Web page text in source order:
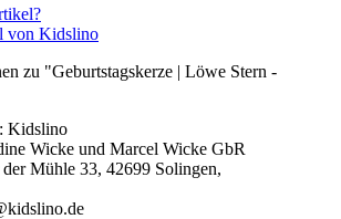
von Kidslino
zu "Geburtstagskerze | Löwe Stern -
Kidslino
Wicke und Marcel Wicke GbR
der Mühle 33, 42699 Solingen,